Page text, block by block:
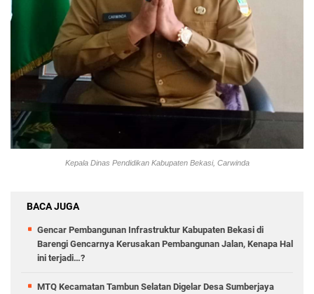
Kepala Dinas Pendidikan Kabupaten Bekasi, Carwinda
BACA JUGA
Gencar Pembangunan Infrastruktur Kabupaten Bekasi di
Barengi Gencarnya Kerusakan Pembangunan Jalan, Kenapa Hal
ini terjadi…?
MTQ Kecamatan Tambun Selatan Digelar Desa Sumberjaya